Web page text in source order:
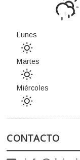
Lunes
Martes
Miércoles
CONTACTO